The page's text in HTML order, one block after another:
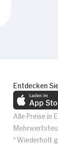
Entdecken
Alle Preise in
* Wiederholt